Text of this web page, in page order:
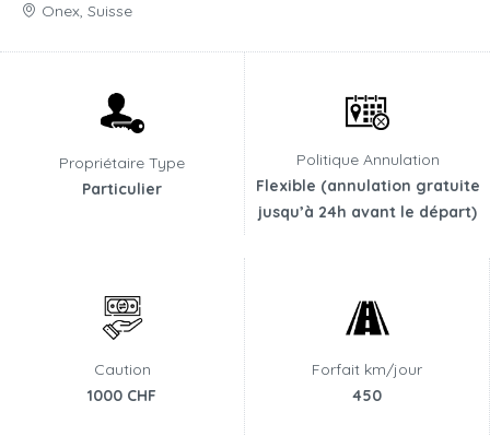
Onex, Suisse
Propriétaire Type
Particulier
Politique Annulation
Flexible (annulation gratuite
jusqu’à 24h avant le départ)
Caution
1000 CHF
Forfait km/jour
450